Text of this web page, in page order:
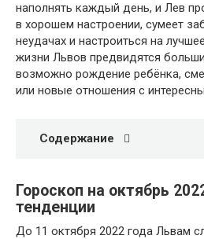
наполнять каждый день, и Лев
в хорошем настроении, сумеет
неудачах и настроиться на
жизни Львов предвидятся
возможно рождение ребёнка,
или новые отношения с
Содержание
Гороскоп на октябрь
тенденции
До 11 октября 2022 года Львам